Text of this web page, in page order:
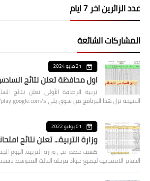
عدد الزائرين اخر 7 ايام
المشاركات الشائعة
21 مايو 2024
اول محافظة تعلن نتائج
تربية الرصافة الأولى تعلن نتائج
النتيجة نزل هذا البرنامج من سوق بلي https://play.google.com/s…
01 يوليو 2022
وزارة التربية... تعلن نتائج
كشف مصدر في وزارة التربية، اليوم
الدفاتر الامتحانية لجميع مواد مرحلة الثالث المتوسط